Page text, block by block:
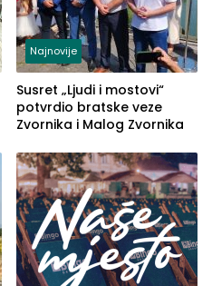
Najnovije
Susret „Ljudi i mostovi“
potvrdio bratske veze
Zvornika i Malog Zvornika